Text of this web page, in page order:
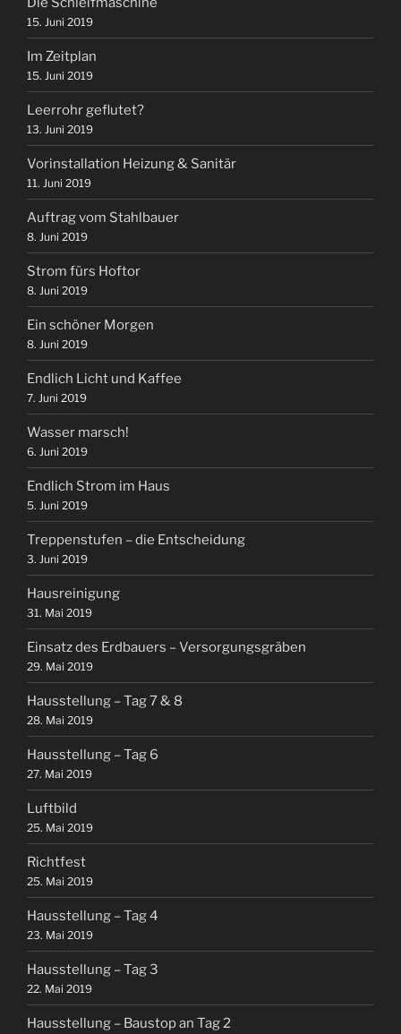
15. Juni 2019
Im Zeitplan
15. Juni 2019
Leerrohr geflutet?
13. Juni 2019
Vorinstallation Heizung & Sanitär
11. Juni 2019
Auftrag vom Stahlbauer
8. Juni 2019
Strom fürs Hoftor
8. Juni 2019
Ein schöner Morgen
8. Juni 2019
Endlich Licht und Kaffee
7. Juni 2019
Wasser marsch!
6. Juni 2019
Endlich Strom im Haus
5. Juni 2019
Treppenstufen – die Entscheidung
3. Juni 2019
Hausreinigung
31. Mai 2019
Einsatz des Erdbauers – Versorgungsgräben
29. Mai 2019
Hausstellung – Tag 7 & 8
28. Mai 2019
Hausstellung – Tag 6
27. Mai 2019
Luftbild
25. Mai 2019
Richtfest
25. Mai 2019
Hausstellung – Tag 4
23. Mai 2019
Hausstellung – Tag 3
22. Mai 2019
Hausstellung – Baustop an Tag 2